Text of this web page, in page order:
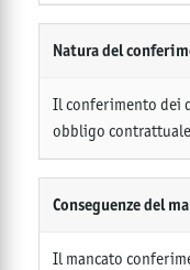
Natura del
Il conferimento dei
obbligo
Conseguenze del
Il mancato